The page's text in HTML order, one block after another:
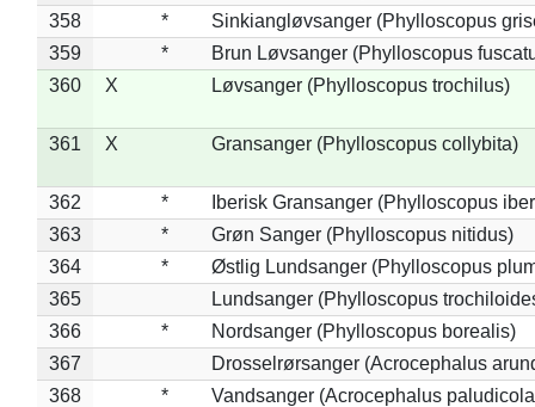
358
*
Sinkiangløvsanger (Phylloscopus
359
*
Brun Løvsanger (Phylloscopus
360
X Løvsanger (Phylloscopus trochilus)
361 X Gransanger (Phylloscopus collybita)
362 *
Iberisk Gransanger (Phylloscopus
363
*
Grøn Sanger (Phylloscopus nitidus)
364
*
Østlig Lundsanger (Phylloscopus
365
Lundsanger (Phylloscopus
366
*
Nordsanger (Phylloscopus borealis)
367
Drosselrørsanger (Acrocephalus
368
*
Vandsanger (Acrocephalus